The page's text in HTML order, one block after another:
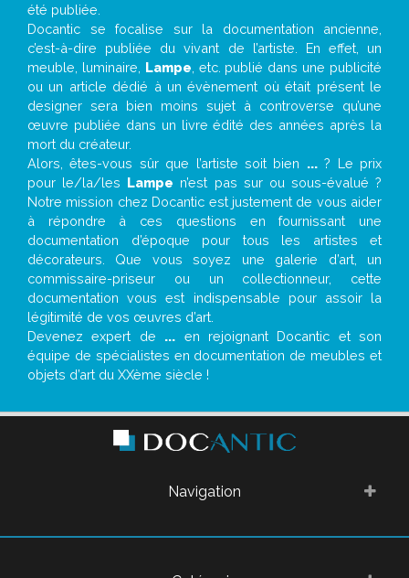
été publiée.
Docantic se focalise sur la documentation ancienne,
c’est-à-dire publiée du vivant de l’artiste. En effet, un
meuble, luminaire, Lampe , etc. publié dans une publicité
ou un article dédié à un évènement où était présent le
designer sera bien moins sujet à controverse qu’une
œuvre publiée dans un livre édité des années après la
mort du créateur.
Alors, êtes-vous sûr que l’artiste soit bien ...? Le prix
pour le/la/les Lampe n’est pas sur ou sous-évalué ?
Notre mission chez Docantic est justement de vous aider
à répondre à ces questions en fournissant une
documentation d’époque pour tous les artistes et
décorateurs. Que vous soyez une galerie d’art, un
commissaire-priseur ou un collectionneur, cette
documentation vous est indispensable pour assoir la
légitimité de vos œuvres d’art.
Devenez expert de ... en rejoignant Docantic et son
équipe de spécialistes en documentation de meubles et
objets d’art du XXème siècle !
Navigation